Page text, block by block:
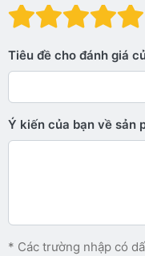
Đánh
Đánh giá:
Tiêu đề cho đánh giá
Ý kiến ​​của bạn về sản
* Các trường nhập có